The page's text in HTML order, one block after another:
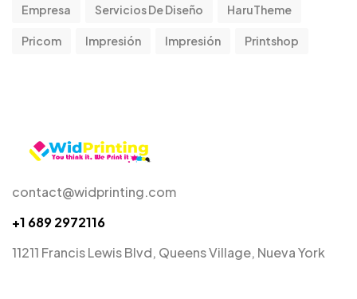
Empresa Servicios De Diseño HaruTheme
Pricom Impresión Impresión Printshop
contact@widprinting.com
+1 689 2972116
11211 Francis Lewis Blvd, Queens Village, Nueva York